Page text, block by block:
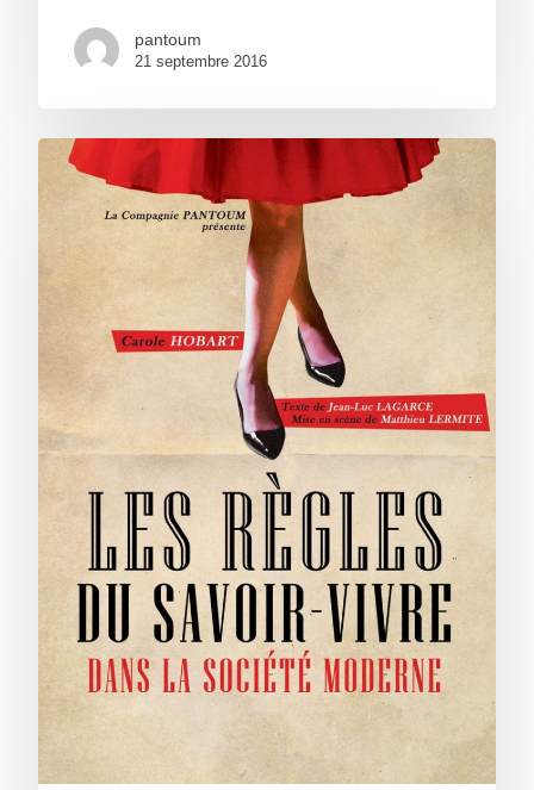
pantoum
21 septembre 2016